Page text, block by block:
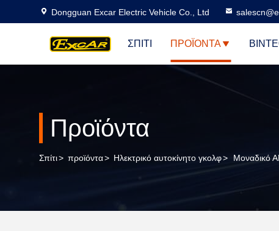
Dongguan Excar Electric Vehicle Co., Ltd
ΣΠΊΤΙ ΠΡΟΪΌΝΤΑ
Προϊόντα
Σπίτι> προϊόντα> Ηλεκτρικό αυτοκίνητο γκολφ> Μοναδικό